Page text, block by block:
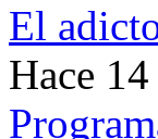
El
Hace 14